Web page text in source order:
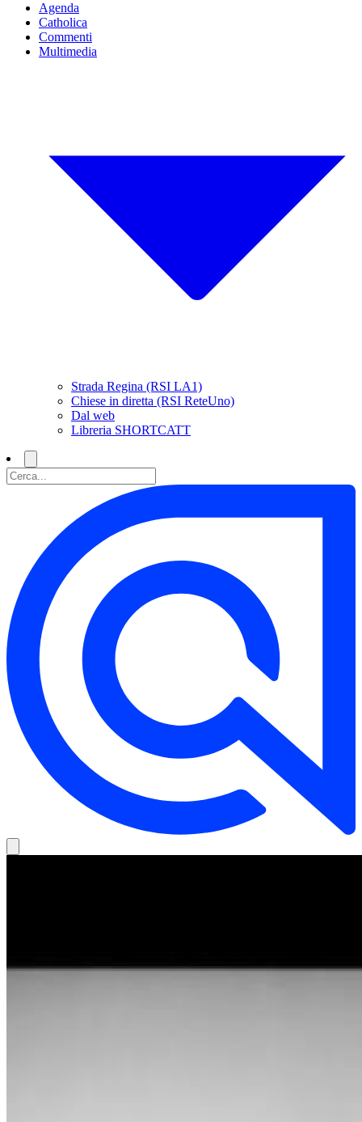
Agenda
Catholica
Commenti
Multimedia
Strada Regina (RSI LA1)
Chiese in diretta (RSI ReteUno)
Dal web
Libreria SHORTCATT